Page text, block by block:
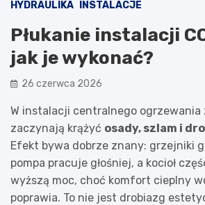
HYDRAULIKA INSTALACJE
Płukanie instalacji
jak je wykonać?
26 czerwca 2026
W instalacji centralnego ogrzewania
zaczynają krążyć osady, szlam i
Efekt bywa dobrze znany: grzejniki
pompa pracuje głośniej, a kocioł
wyższą moc, choć komfort cieplny
poprawia. To nie jest drobiazg